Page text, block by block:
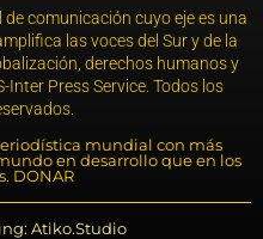
comunicación cuyo eje es una
las voces del Sur y de la
derechos humanos y
Press Service. Todos los
mundial con más
en desarrollo que en los
DONAR
Atiko.Studio